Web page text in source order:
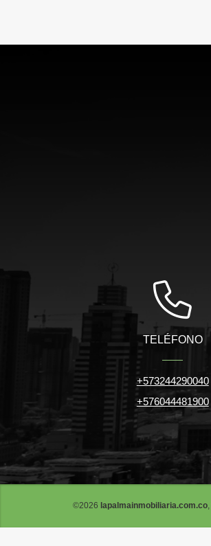
TELÉFONO
+573244290040
+576044481900
©2026 lapalmainmobiliaria.com.co